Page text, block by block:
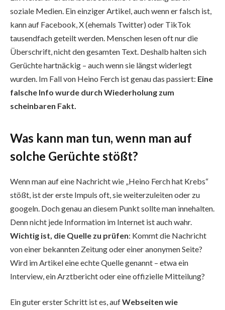
soziale Medien. Ein einziger Artikel, auch wenn er falsch ist,
kann auf Facebook, X (ehemals Twitter) oder TikTok
tausendfach geteilt werden. Menschen lesen oft nur die
Überschrift, nicht den gesamten Text. Deshalb halten sich
Gerüchte hartnäckig – auch wenn sie längst widerlegt
wurden. Im Fall von Heino Ferch ist genau das passiert: Eine
falsche Info wurde durch Wiederholung zum
scheinbaren Fakt.
Was kann man tun, wenn man auf
solche Gerüchte stößt?
Wenn man auf eine Nachricht wie „Heino Ferch hat Krebs“
stößt, ist der erste Impuls oft, sie weiterzuleiten oder zu
googeln. Doch genau an diesem Punkt sollte man innehalten.
Denn nicht jede Information im Internet ist auch wahr.
Wichtig ist, die Quelle zu prüfen: Kommt die Nachricht
von einer bekannten Zeitung oder einer anonymen Seite?
Wird im Artikel eine echte Quelle genannt – etwa ein
Interview, ein Arztbericht oder eine offizielle Mitteilung?
Ein guter erster Schritt ist es, aufWebseiten wie